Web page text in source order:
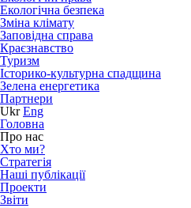
Екологічна безпека
Зміна клімату
Заповідна справа
Краєзнавство
Туризм
Історико-культурна спадщина
Зелена енергетика
Партнери
Ukr Eng
Головна
Про нас
Хто ми?
Стратегія
Наші публікації
Проекти
Звіти